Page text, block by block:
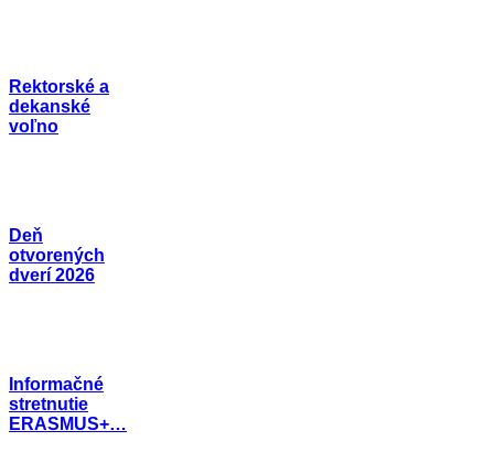
Rektorské a
dekanské
voľno
Deň
otvorených
dverí 2026
Informačné
stretnutie
ERASMUS+…